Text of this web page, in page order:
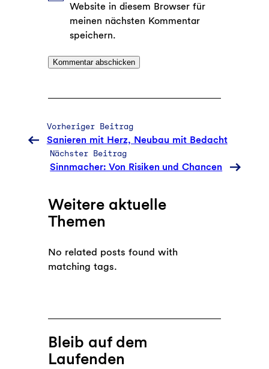
Website in diesem Browser für
meinen nächsten Kommentar
speichern.
Vorheriger Beitrag
Sanieren mit Herz, Neubau mit Bedacht
Nächster Beitrag
Sinnmacher: Von Risiken und Chancen
Weitere aktuelle
Themen
No related posts found with
matching tags.
Bleib auf dem
Laufenden